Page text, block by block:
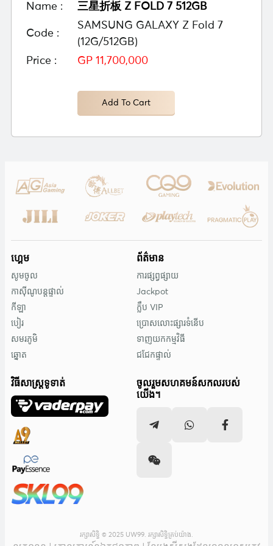
Name : 三星折板 Z FOLD 7 512GB
Code :
SAMSUNG GALAXY Z Fold 7
(12G/512GB)
Price :
GP 11,700,000
Add To Cart
ហ្គេម
សូមចូល
កាស៊ីណូបន្តផ្ទាល់
កីឡា
បៀរ
សមរភូមិ
ឆ្នោត
ព័ត៌មាន
ការផ្សព្វផ្សាយ
Jackpot
ក្លឹប VIP
ប្រោសលោះផ្សារទំនើប
ទាញយកកម្មវិធី
ជជែកផ្ទាល់
វិធីសាស្រ្តទូទាត់
ចូលរួមសហគមន៍សកលរបស់
យើង។
រក្សាសិទ្ធិ © 2025 UW99. រក្សាសិទ្ធិគ្រប់យ៉ាង.